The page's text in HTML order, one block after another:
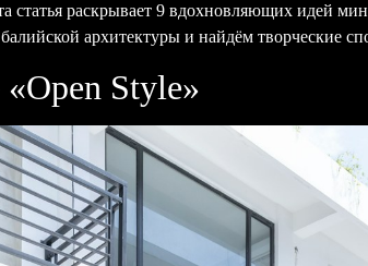
статья раскрывает 9 вдохновляющих идей
архитектуры и найдём творческие
Style»